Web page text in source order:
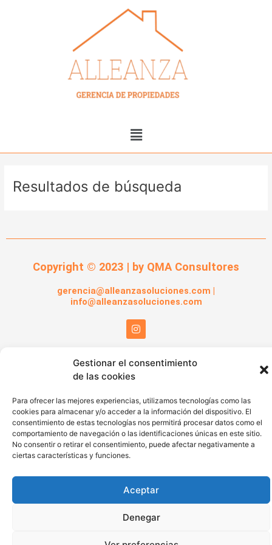
Gestionar el consentimiento
de las cookies
Para ofrecer las mejores experiencias, utilizamos tecnologías como las
cookies para almacenar y/o acceder a la información del dispositivo. El
consentimiento de estas tecnologías nos permitirá procesar datos como el
comportamiento de navegación o las identificaciones únicas en este sitio.
No consentir o retirar el consentimiento, puede afectar negativamente a
ciertas características y funciones.
Aceptar
Denegar
Menú
Resultados de búsqueda
Copyright © 2023 | by QMA Consultores
gerencia@alleanzasoluciones.com |
info@alleanzasoluciones.com
I
n
s
a
r
m